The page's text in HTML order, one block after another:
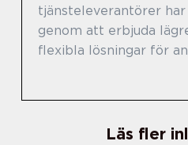
tjänsteleverantörer
genom att erbjuda
flexibla lösningar för
Läs fler